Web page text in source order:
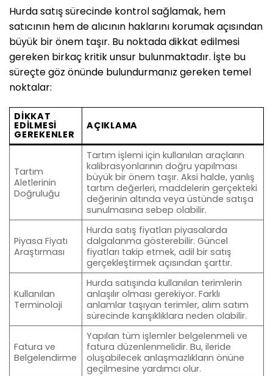
Hurda satış sürecinde kontrol sağlamak, hem
satıcının hem de alıcının haklarını korumak açısından
büyük bir önem taşır. Bu noktada dikkat edilmesi
gereken birkaç kritik unsur bulunmaktadır. İşte bu
süreçte göz önünde bulundurmanız gereken temel
noktalar:
DIKKAT
EDILMESI
GEREKENLER
AÇIKLAMA
Tartım
Aletlerinin
Doğruluğu
Tartım işlemi için kullanılan araçların
kalibrasyonlarının doğru yapılması
büyük bir önem taşır. Aksi halde, yanlış
tartım değerleri, maddelerin gerçekteki
değerinin altında veya üstünde satışa
sunulmasına sebep olabilir.
Piyasa Fiyatı
Araştırması
Hurda satış fiyatları piyasalarda
dalgalanma gösterebilir. Güncel
fiyatları takip etmek, adil bir satış
gerçekleştirmek açısından şarttır.
Kullanılan
Terminoloji
Hurda satışında kullanılan terimlerin
anlaşılır olması gerekiyor. Farklı
anlamlar taşıyan terimler, alım satım
sürecinde karışıklıklara neden olabilir.
Fatura ve
Belgelendirme
Yapılan tüm işlemler belgelenmeli ve
fatura düzenlenmelidir. Bu, ileride
oluşabilecek anlaşmazlıkların önüne
geçilmesine yardımcı olur.